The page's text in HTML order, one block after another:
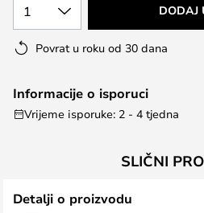
1 DODAJ
Povrat u roku od 30 dana
Informacije o isporuci
Vrijeme isporuke: 2 - 4 tjedna
SLIČNI
Detalji o proizvodu